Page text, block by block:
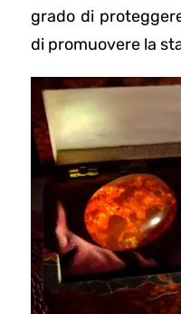
grado di
di promuovere la